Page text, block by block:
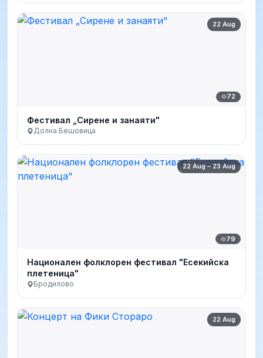
22 Aug
72
Фестивал „Сирене и занаяти"
Долна Бешовица
22 Aug – 23 Aug
79
Национален фолклорен фестивал "Есекийска
плетеница"
Бродилово
22 Aug